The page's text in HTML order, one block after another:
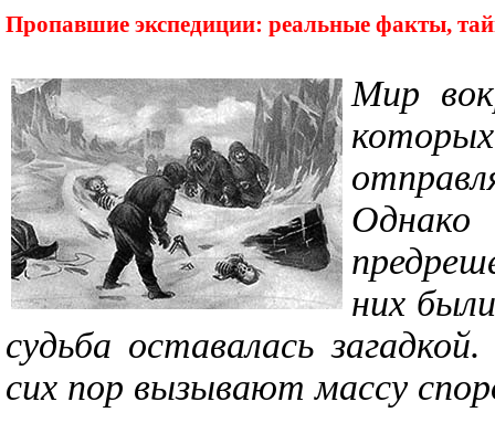
Пропавшие экспедиции: реальные факты,
Мир
них
судьба оставалась
сих пор вызывают массу